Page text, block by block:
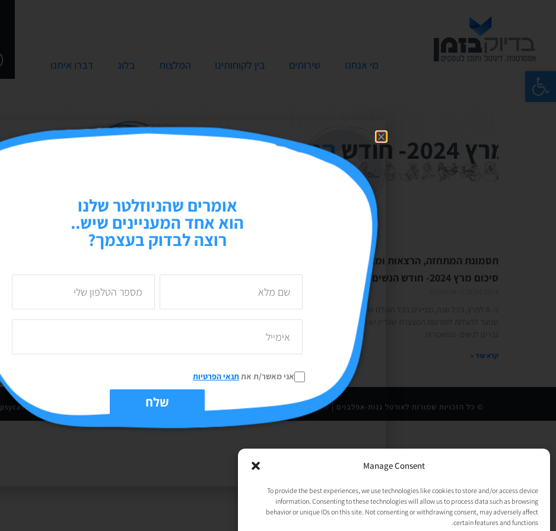
פתח סרגל נגישות
Manage Consent
To provide the best experiences, we use technologies like cookies to store and/or access device
information. Consenting to these technologies will allow us to process data such as browsing
behavior or unique IDs on this site. Not consenting or withdrawing consent, may adversely affect
certain features and functions.
מי אנחנו שירותים בין לקוחותינו המלצות בלוג דברו איתנו
תסמונת המתחזה, הרצאות ומאמר במגזין
סיכום מרץ 2024- חודש הנשים
ב- 8 למרץ, בכל שנה, מציינים בכל העולם את יום האישה הבינ"ל. יום
שנועד להעלות למודעות המצערת שעדיין יש הבדלים משמעותיים בין
גברים לנשים- במשכורות,
קרא עוד »
03/01/2024 אין תגובות
אז 2024 הגיעה. האמת, כולנו תולים בה את כל החלומות, הרצונות
לעלות לקראת סוף
קרא עוד »
© כל הזכויות שמורות לאורטל גנות-אפלבוים |מדיניות פרטיות| נבנה ע״י , העסק החברתי לבניית אתרים | עיצוב וגרפיקה:psycat
אומרים שהניוזלטר שלנו
הוא אחד המעניינים שיש..
רוצה לבדוק בעצמך?
אני מאשר/ת אתתנאי הפרטיות
שלח